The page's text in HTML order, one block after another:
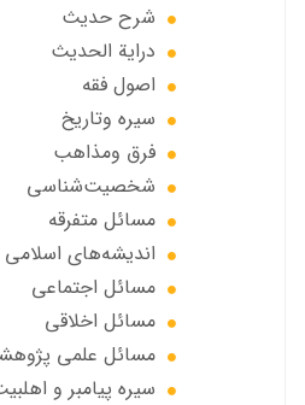
شرح حديث
درایة الحديث
اصول فقه
سیره وتاریخ
فرق ومذاهب
شخصیت‌شناسی
مسائل متفرقه
انديشه‌هاي اسلامي
مسائل اجتماعي
مسائل اخلاقي
مسائل علمی
سيره پيامبر و